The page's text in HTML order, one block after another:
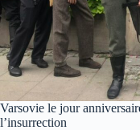
Varsovie le jour
l’insurrection